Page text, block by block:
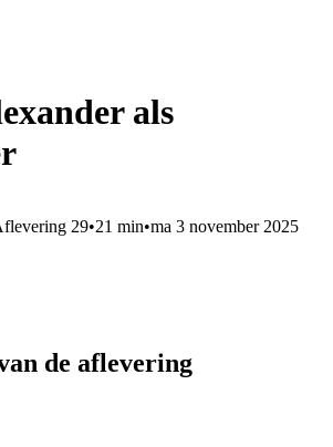
als
29•21 min•ma 3 november 2025
de aflevering